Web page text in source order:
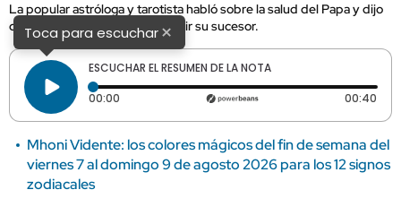
La popular astróloga y tarotista habló sobre la salud del Papa y dijo
cuándo el Vaticano deberá elegir su sucesor.
Toca para escuchar×
ESCUCHAR EL RESUMEN DE LA NOTA
00:00 Tiempo transcurrido: 0 segundos 00:40
Mhoni Vidente: los colores mágicos del fin de semana del
viernes 7 al domingo 9 de agosto 2026 para los 12 signos
zodiacales